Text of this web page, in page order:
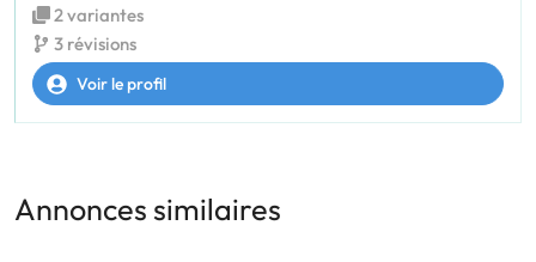
2 variantes
3 révisions
Voir le profil
Annonces similaires